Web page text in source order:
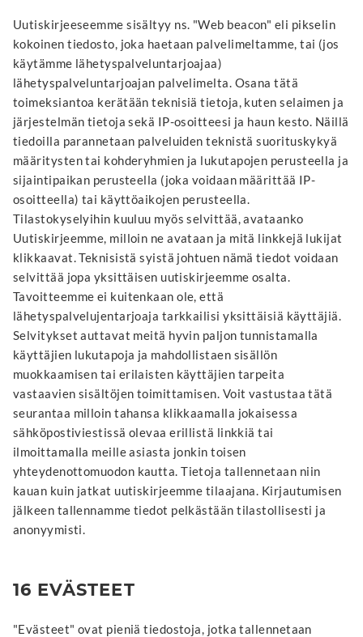
Uutiskirjeeseemme sisältyy ns. "Web beacon" eli pikselin
kokoinen tiedosto, joka haetaan palvelimeltamme, tai (jos
käytämme lähetyspalveluntarjoajaa)
lähetyspalveluntarjoajan palvelimelta. Osana tätä
toimeksiantoa kerätään teknisiä tietoja, kuten selaimen ja
järjestelmän tietoja sekä IP-osoitteesi ja haun kesto. Näillä
tiedoilla parannetaan palveluiden teknistä suorituskykyä
määritysten tai kohderyhmien ja lukutapojen perusteella ja
sijaintipaikan perusteella (joka voidaan määrittää IP-
osoitteella) tai käyttöaikojen perusteella.
Tilastokyselyihin kuuluu myös selvittää, avataanko
Uutiskirjeemme, milloin ne avataan ja mitä linkkejä lukijat
klikkaavat. Teknisistä syistä johtuen nämä tiedot voidaan
selvittää jopa yksittäisen uutiskirjeemme osalta.
Tavoitteemme ei kuitenkaan ole, että
lähetyspalvelujentarjoaja tarkkailisi yksittäisiä käyttäjiä.
Selvitykset auttavat meitä hyvin paljon tunnistamalla
käyttäjien lukutapoja ja mahdollistaen sisällön
muokkaamisen tai erilaisten käyttäjien tarpeita
vastaavien sisältöjen toimittamisen. Voit vastustaa tätä
seurantaa milloin tahansa klikkaamalla jokaisessa
sähköpostiviestissä olevaa erillistä linkkiä tai
ilmoittamalla meille asiasta jonkin toisen
yhteydenottomuodon kautta. Tietoja tallennetaan niin
kauan kuin jatkat uutiskirjeemme tilaajana. Kirjautumisen
jälkeen tallennamme tiedot pelkästään tilastollisesti ja
anonyymisti.
16 EVÄSTEET
"Evästeet" ovat pieniä tiedostoja, jotka tallennetaan